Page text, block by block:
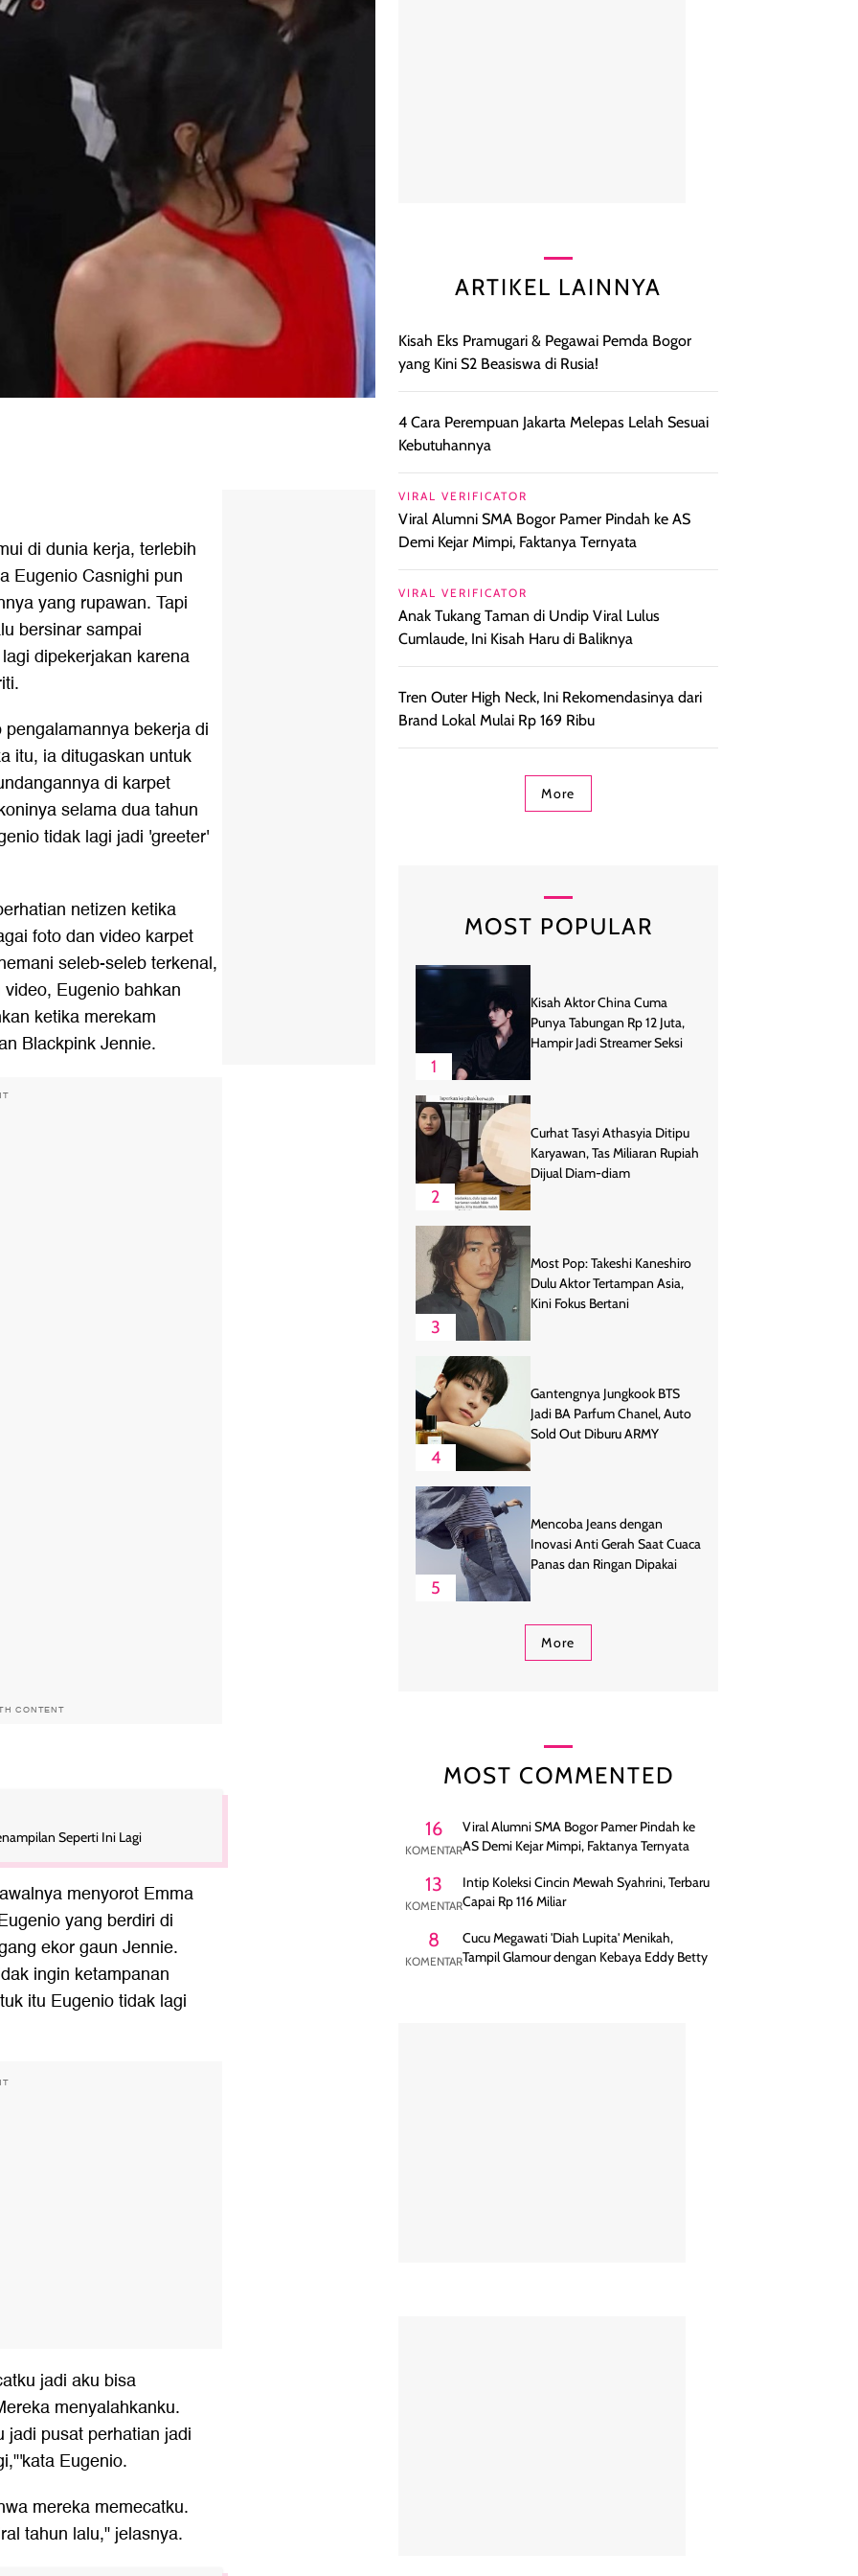
di dunia kerja, terlebih
Eugenio Casnighi pun
yang rupawan. Tapi
bersinar sampai
dipekerjakan karena
bekerja di
itu, ia ditugaskan untuk
di karpet
selama dua tahun
tidak lagi jadi 'greeter'
netizen ketika
foto dan video karpet
seleb-seleb terkenal,
Eugenio bahkan
ketika merekam
Blackpink Jennie.
CONTENT
Seperti Ini Lagi
menyorot Emma
yang berdiri di
ekor gaun Jennie.
ingin ketampanan
itu Eugenio tidak lagi
jadi aku bisa
menyalahkanku.
jadi pusat perhatian jadi
Eugenio.
mereka memecatku.
tahun lalu," jelasnya.
ARTIKEL LAINNYA
Kisah Eks Pramugari & Pegawai Pemda Bogor
yang Kini S2 Beasiswa di Rusia!
4 Cara Perempuan Jakarta Melepas Lelah Sesuai
Kebutuhannya
VIRAL VERIFICATOR
Viral Alumni SMA Bogor Pamer Pindah ke AS
Demi Kejar Mimpi, Faktanya Ternyata
VIRAL VERIFICATOR
Anak Tukang Taman di Undip Viral Lulus
Cumlaude, Ini Kisah Haru di Baliknya
Tren Outer High Neck, Ini Rekomendasinya dari
Brand Lokal Mulai Rp 169 Ribu
More
MOST POPULAR
1
Kisah Aktor China Cuma
Punya Tabungan Rp 12 Juta,
Hampir Jadi Streamer Seksi
2
Curhat Tasyi Athasyia Ditipu
Karyawan, Tas Miliaran Rupiah
Dijual Diam-diam
3
Most Pop: Takeshi Kaneshiro
Dulu Aktor Tertampan Asia,
Kini Fokus Bertani
4
Gantengnya Jungkook BTS
Jadi BA Parfum Chanel, Auto
Sold Out Diburu ARMY
5
Mencoba Jeans dengan
Inovasi Anti Gerah Saat Cuaca
Panas dan Ringan Dipakai
More
MOST COMMENTED
16
KOMENTAR
Viral Alumni SMA Bogor Pamer Pindah ke
AS Demi Kejar Mimpi, Faktanya Ternyata
13
KOMENTAR
Intip Koleksi Cincin Mewah Syahrini, Terbaru
Capai Rp 116 Miliar
8
KOMENTAR
Cucu Megawati 'Diah Lupita' Menikah,
Tampil Glamour dengan Kebaya Eddy Betty